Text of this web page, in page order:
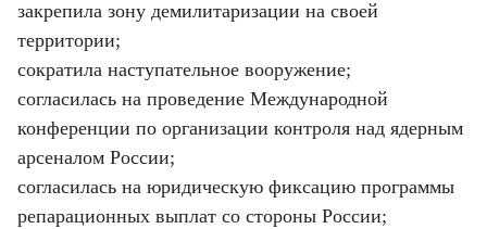
закрепила зону демилитаризации на своей
территории;
сократила наступательное вооружение;
согласилась на проведение Международной
конференции по организации контроля над ядерным
арсеналом России;
согласилась на юридическую фиксацию программы
репарационных выплат со стороны России;